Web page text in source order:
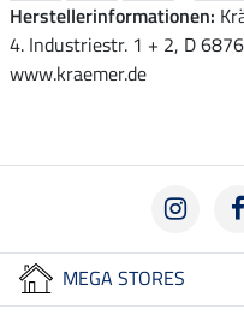
Herstellerinformationen:
4. Industriestr. 1 + 2, D
www.kraemer.de
MEGA STORES